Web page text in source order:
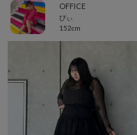
OFFICE
ぴぃ
152cm